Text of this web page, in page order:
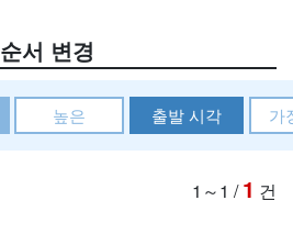
순서 변경
높은 출발 시각 가
1～1 /1 건